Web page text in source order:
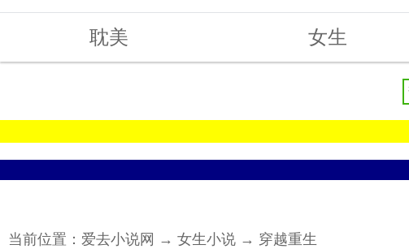
耽美 女生
当前位置： 爱去小说网 → 女生小说 → 穿越重生